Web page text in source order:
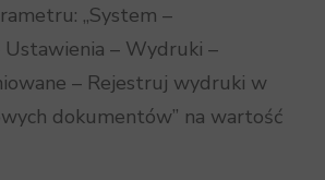
„System –
Ustawienia – Wydruki –
– Rejestruj wydruki w
dokumentów” na wartość